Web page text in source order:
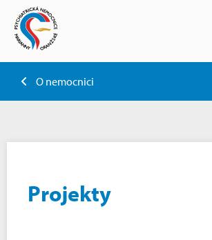
O nemocnici
Projekty